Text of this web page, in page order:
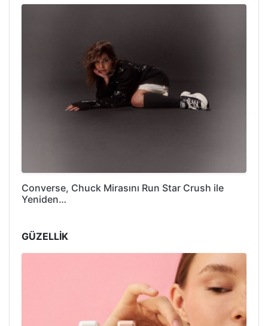
Converse, Chuck Mirasını Run Star Crush ile
Yeniden…
GÜZELLİK